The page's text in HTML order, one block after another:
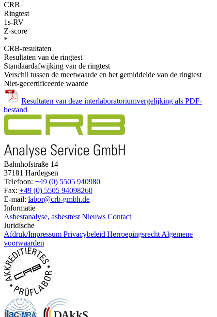
CRB
Ringtest
1s-RV
Z-score
*
CRB-resultaten
Resultaten van de ringtest
Standaardafwijking van de ringtest
Verschil tussen de meetwaarde en het gemiddelde van de ringtest
Niet-gecertificeerde waarde
Resultaten van deze interlaboratoriumvergelijking als PDF-
bestand
Bahnhofstraße 14
37181 Hardegsen
Telefoon: +49 (0) 5505 940980
Fax: +49 (0) 5505 94098260
E-mail: labor@crb-gmbh.de
Informatie
Asbestanalyse, asbesttest Nieuws Contact
Juridische
Afdruk/Impressum Privacybeleid Herroepingsrecht Algemene
voorwaarden